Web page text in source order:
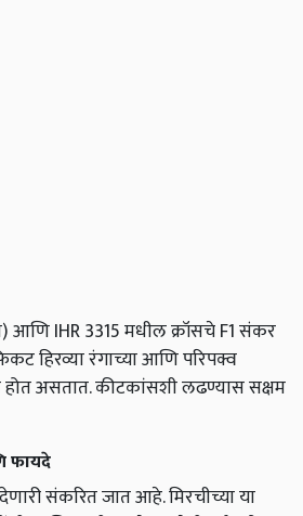
आणि IHR 3315 मधील क्रॉसचे F1 संकर
हिरव्या रंगाच्या आणि परिपक्व
होत असतात. कीटकांसशी लढण्यास सक्षम
फायदे
देणारी संकरित जात आहे. मिरचीच्या या